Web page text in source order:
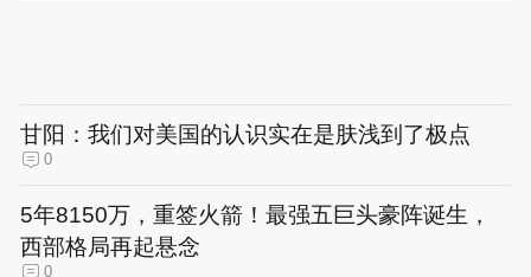
甘阳：我们对美国的认识实在是肤浅到了极点
0
5年8150万，重签火箭！最强五巨头豪阵诞生，
西部格局再起悬念
0